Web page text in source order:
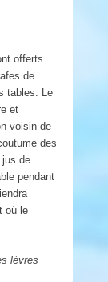
offerts.
de
tables. Le
et
voisin de
des
jus de
pendant
où le
lèvres